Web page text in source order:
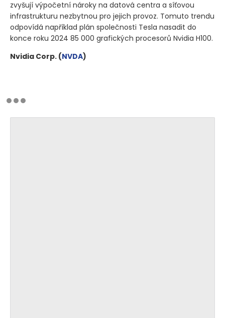
zvyšují výpočetní nároky na datová centra a síťovou
infrastrukturu nezbytnou pro jejich provoz. Tomuto trendu
odpovídá například plán společnosti Tesla nasadit do
konce roku 2024 85 000 grafických procesorů Nvidia H100.
Nvidia Corp. (NVDA)